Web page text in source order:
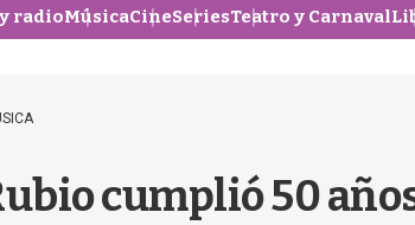
radioMúsicaCineSeriesTeatro y Carnaval
cumplió 50